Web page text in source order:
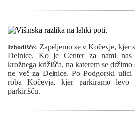
Izhodišče: Zapeljemo se v Kočevje, kjer
Delnice. Ko je Center za nami nas
krožnega križišča, na katerem se
ne več za Delnice. Po Podgorski ulici
roba Kočevja, kjer parkiramo levo
parkirišču.